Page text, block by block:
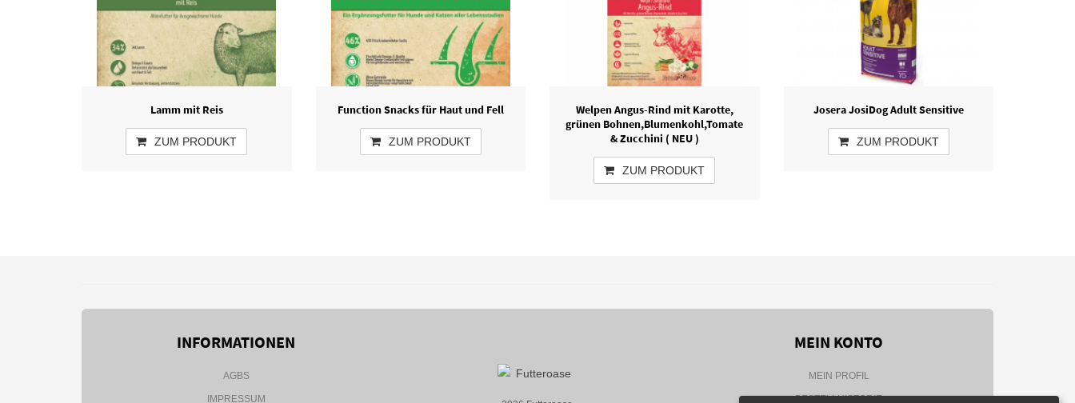
Lamm mit Reis
ZUM PRODUKT
Function Snacks für Haut und Fell
ZUM PRODUKT
Welpen Angus-Rind mit Karotte,
grünen Bohnen,Blumenkohl,Tomate
& Zucchini ( NEU )
ZUM PRODUKT
Josera JosiDog Adult Sensitive
ZUM PRODUKT
INFORMATIONEN
AGBS
IMPRESSUM
MEIN KONTO
MEIN PROFIL
BESTELLHISTORIE